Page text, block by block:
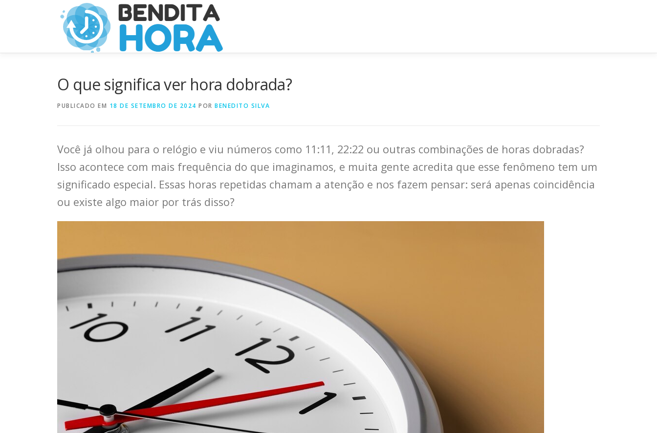
O que significa ver hora dobrada?
PUBLICADO EM 18 DE SETEMBRO DE 2024 POR BENEDITO SILVA
Você já olhou para o relógio e viu números como 11:11, 22:22 ou outras combinações de horas dobradas?
Isso acontece com mais frequência do que imaginamos, e muita gente acredita que esse fenômeno tem um
significado especial. Essas horas repetidas chamam a atenção e nos fazem pensar: será apenas coincidência
ou existe algo maior por trás disso?